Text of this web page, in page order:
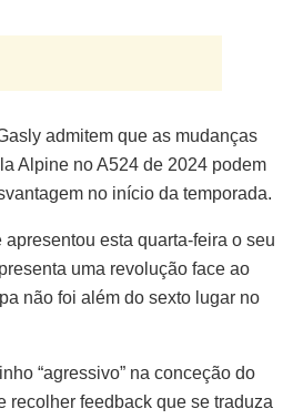
admitem que as mudanças
Alpine no A524 de 2024 podem
no início da temporada.
esta quarta-feira o seu
uma revolução face ao
não foi além do sexto lugar no
“agressivo” na conceção do
recolher feedback que se traduza